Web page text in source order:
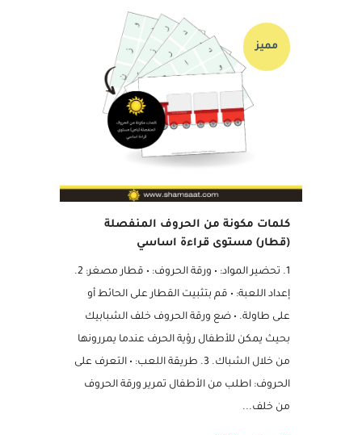
كلمات مكونة من الحروف المنفصلة
(قطار) مستوى قراءة اساسي
إعداد اللعبة: • قم بتثبيت القطار على الحائط أو
على طاولة. • ضع ورقة الحروف خلف الشبابيك
بحيث يمكن للأطفال رؤية الحرف عندما يمررونها